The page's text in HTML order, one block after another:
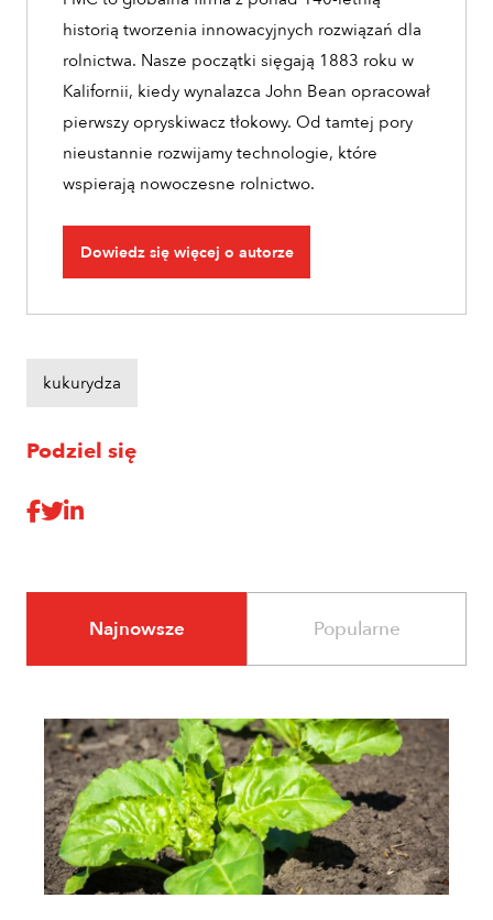
historią tworzenia innowacyjnych rozwiązań dla
rolnictwa. Nasze początki sięgają 1883 roku w
Kalifornii, kiedy wynalazca John Bean opracował
pierwszy opryskiwacz tłokowy. Od tamtej pory
nieustannie rozwijamy technologie, które
wspierają nowoczesne rolnictwo.
Dowiedz się więcej o autorze
kukurydza
Podziel się
Najnowsze Popularne